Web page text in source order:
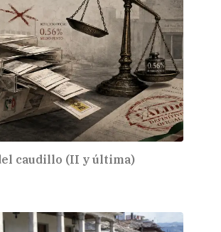
caudillo (II y última)